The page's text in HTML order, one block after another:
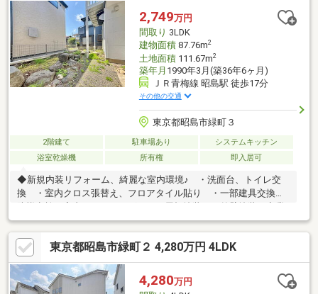
2,749万円
間取り 3LDK
建物面積87.76m2
土地面積111.67m2
築年月 1990年3月(築36年6ヶ月)
ＪＲ青梅線 昭島駅 徒歩17分
その他の交通
東京都昭島市緑町３
2階建て 駐車場あり
システムキッチン
浴室乾燥機
所有権 即入居可
◆新規内装リフォーム、綺麗な室内環境♪ ・洗面台、トイレ交
換 ・室内クロス張替え、フロアタイル貼り ・一部建具交換、
施設へのお車アクセス良好です～ ・現在は空室のため、平日・
休日を問わずいつでも見学が可能です ・南西向きのリビングは
太陽の光が差し込む明るい空間です ・リフォーム済みのお部屋
なので気持ちよく見学が可能です【資料請求】【見学予約】結び
エステートまでお気軽にお電話ください！TEL042-510-9183
東京都昭島市緑町２ 4,280万円 4LDK
4,280万円